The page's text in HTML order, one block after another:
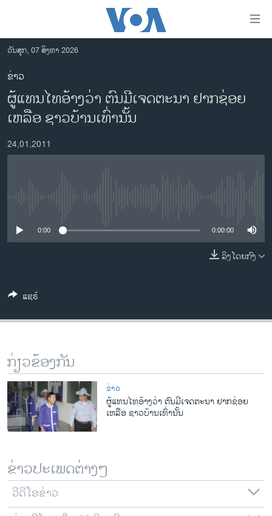
ເຂົ້າ
ຫາ
ຂ້າມ
ຂ້າມ
ຂ້າມ
ໄປ
ຫາ
ຊອກ
ອາເມຣິກາ
ການເລືອກຕັ້ງ ປະທານາທີບໍດີ ສະຫະລັດ 2024
ຂ່າວ​ຈີນ
ຊີວິດຊາວລາວ
ທຸລະກິດ
ພາສາອັງກິດ
ສຽງ
ລາຍການກະຈາຍສຽງ
ລາຍງານ
ຕິດຕາມພວກເຮົາ ທີ່
ພາສາຕ່າງໆ
ວັນສຸກ, 07 ສິງຫາ 2026
ຂ່າວ
ຜູ້ແທນໄທອ້າງວ່າ ຕົນມີເຈດຕະນາ ຢາກຊ່ອຍ
ເຫລືອ ຊາວບ້ານເທົ່ານັ້ນ
24,01,2011
0:00 0:00:00
ລິງໂດຍກົງ
ແຊຣ໌
ກ່ຽວຂ້ອງກັນ
ຂ່າວ
ຜູ້ແທນໄທອ້າງວ່າ ຕົນມີເຈດຕະນາ ຢາກຊ່ອຍ
ເຫລືອ ຊາວບ້ານເທົ່ານັ້ນ
ຂ່າວປະເພດຕ່າງໆ
ວີດີໂອຂ່າວ